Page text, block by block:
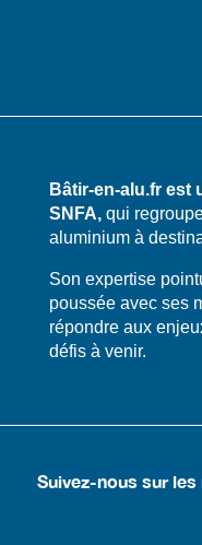
Bâtir-en-alu.fr est
SNFA,qui
aluminium à
​​Son expertise
poussée avec ses
répondre aux
défis à venir.
Suivez-nous sur